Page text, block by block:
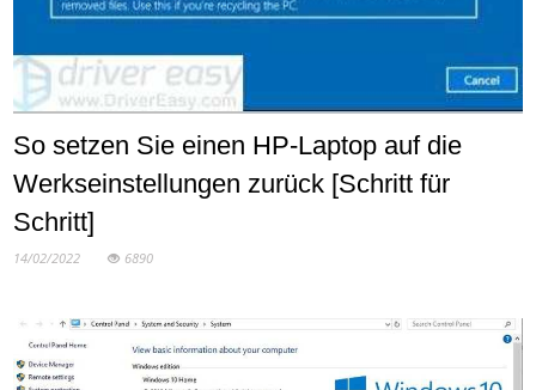
So setzen Sie einen HP-Laptop auf die
Werkseinstellungen zurück [Schritt für
Schritt]
14/02/2022 6890